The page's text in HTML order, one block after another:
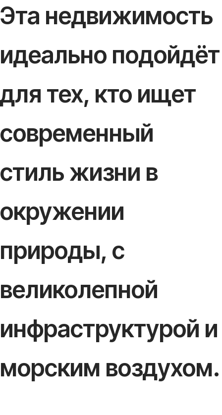
Эта недвижимость
идеально подойдёт
для тех, кто ищет
современный
стиль жизни в
окружении
природы, с
великолепной
инфраструктурой и
морским воздухом.